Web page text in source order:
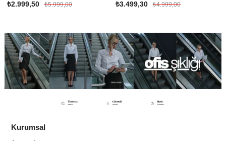
₺2.999,50 ₺5.999,00 ₺3.499,30 ₺4.999,00
Kurumsal